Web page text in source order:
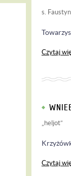
s.
Czytaj
„heljot”
Czytaj